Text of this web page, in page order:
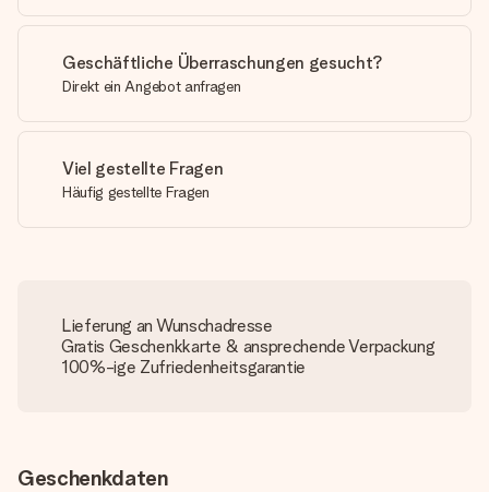
Geschäftliche Überraschungen gesucht?
Direkt ein Angebot anfragen
Viel gestellte Fragen
Häufig gestellte Fragen
Lieferung an Wunschadresse
Gratis Geschenkkarte & ansprechende Verpackung
100%-ige Zufriedenheitsgarantie
Geschenkdaten